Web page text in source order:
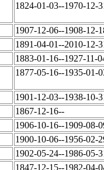
1824-01-03--1970-12-
1907-12-06--1908-12-
1891-04-01--2010-12-
1883-01-16--1927-11-
1877-05-16--1935-01-
1901-12-03--1938-10-
1867-12-16--
1906-10-16--1909-08-
1900-10-06--1956-02-
1902-05-24--1986-05-
1847-12-15--1982-04-